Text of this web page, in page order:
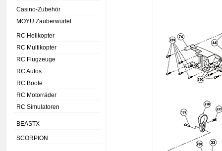
Casino-Zubehör
MOYU Zauberwürfel
RC Helikopter
RC Multikopter
RC Flugzeuge
RC Autos
RC Boote
RC Motorräder
RC Simulatoren
BEASTX
SCORPION